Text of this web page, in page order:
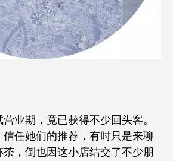
业期，竟已获得不少回头客。
任她们的推荐，有时只是来聊
，倒也因这小店结交了不少朋